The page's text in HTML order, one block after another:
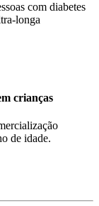
com diabetes
longa
crianças
de idade.